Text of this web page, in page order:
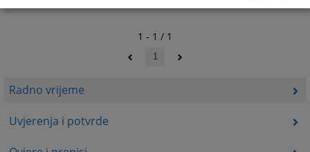
Radno vrijeme
Uvjerenja i potvrde
1 - 1 / 1
1